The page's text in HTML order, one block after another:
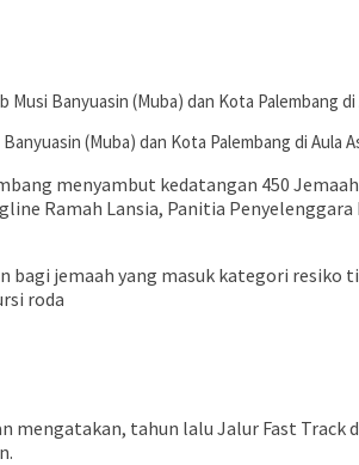
Banyuasin (Muba) dan Kota Palembang di
(Muba) dan Kota Palembang di Aula
menyambut kedatangan 450
Ramah Lansia, Panitia
jemaah yang masuk kategori
roda
tahun lalu Jalur Fast Track